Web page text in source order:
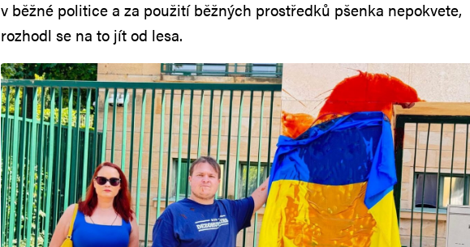
v běžné politice a za použití běžných prostředků pšenka nepokvete,
rozhodl se na to jít od lesa.